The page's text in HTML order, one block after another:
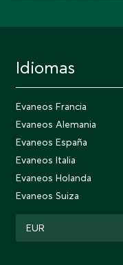
Idiomas
Evaneos Francia
Evaneos Alemania
Evaneos España
Evaneos Italia
Evaneos Holanda
Evaneos Suiza
EUR